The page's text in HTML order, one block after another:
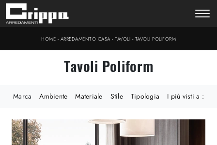
HOME - ARREDAMENTO CASA - TAVOLI - TAVOLI POLIFORM
Tavoli Poliform
Marca Ambiente Materiale Stile Tipologia I più visti a :